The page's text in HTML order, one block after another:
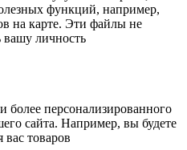
функций, например,
на карте. Эти файлы не
вашу личность
персонализированного
сайта. Например, вы будете
вас товаров